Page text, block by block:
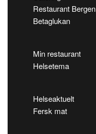
Restaurant Bergen
Betaglukan
Min restaurant
Helsetema
Helseaktuelt
Fersk mat